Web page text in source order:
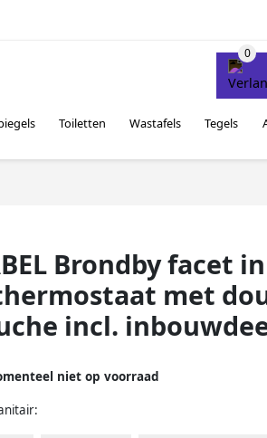
Toiletten Wastafels Tegels
Brondby facet
met
incl.
niet op voorraad